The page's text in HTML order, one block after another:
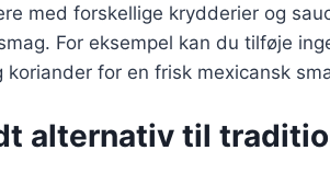
med forskellige krydderier og
For eksempel kan du tilføje
for en frisk mexicansk
alternativ til